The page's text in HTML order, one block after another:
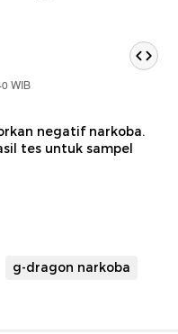
WIB
negatif narkoba.
tes untuk sampel
g-dragon narkoba